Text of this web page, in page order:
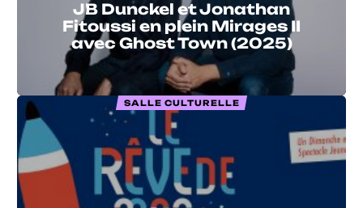
JB Dunckel et Jonathan
Fitoussi en plein Mirages II
avec Ghost Town (2025)
SALLE CULTURELLE